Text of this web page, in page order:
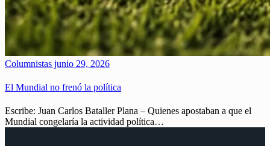
Columnistas junio 29, 2026
El Mundial no frenó la política
Escribe: Juan Carlos Bataller Plana – Quienes apostaban a que el
Mundial congelaría la actividad política…